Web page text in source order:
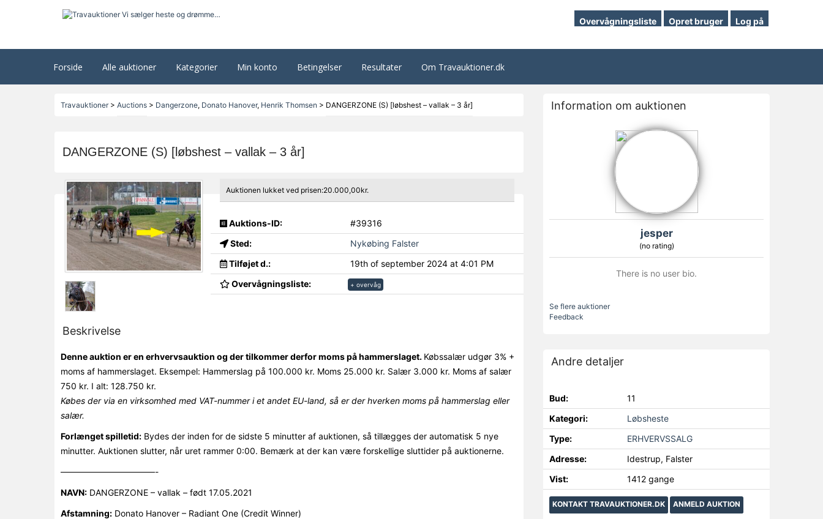
Overvågningsliste Opret bruger Log på
Forside Alle auktioner Kategorier Min konto Betingelser Resultater Om Travauktioner.dk
Travauktioner> Auctions> Dangerzone, Donato Hanover, Henrik Thomsen > DANGERZONE (S) [løbshest – vallak – 3 år]
DANGERZONE (S) [løbshest – vallak – 3 år]
Auktionen lukket ved prisen:20.000,00kr.
Auktions-ID:
#39316
Sted:
Nykøbing Falster
Tilføjet d.:
19th of september 2024 at 4:01 PM
Overvågningsliste:
+ overvåg
Beskrivelse
Denne auktion er en erhvervsauktion og der tilkommer derfor moms på hammerslaget. Købssalær udgør 3% +
moms af hammerslaget. Eksempel: Hammerslag på 100.000 kr. Moms 25.000 kr. Salær 3.000 kr. Moms af salær
750 kr. I alt: 128.750 kr.
Købes der via en virksomhed med VAT-nummer i et andet EU-land, så er der hverken moms på hammerslag eller
salær.
Forlænget spilletid:Bydes der inden for de sidste 5 minutter af auktionen, så tillægges der automatisk 5 nye
minutter. Auktionen slutter, når uret rammer 0:00. Bemærk at der kan være forskellige sluttider på auktionerne.
———————————-
NAVN:DANGERZONE – vallak – født 17.05.2021
Afstamning:Donato Hanover – Radiant One (Credit Winner)
Information om auktionen
jesper
(no rating)
There is no user bio.
Se flere auktioner
Feedback
Andre detaljer
Bud:
11
Kategori:
Løbsheste
Type:
ERHVERVSSALG
Adresse:
Idestrup, Falster
Vist:
1412 gange
KONTAKT TRAVAUKTIONER.DK ANMELD AUKTION